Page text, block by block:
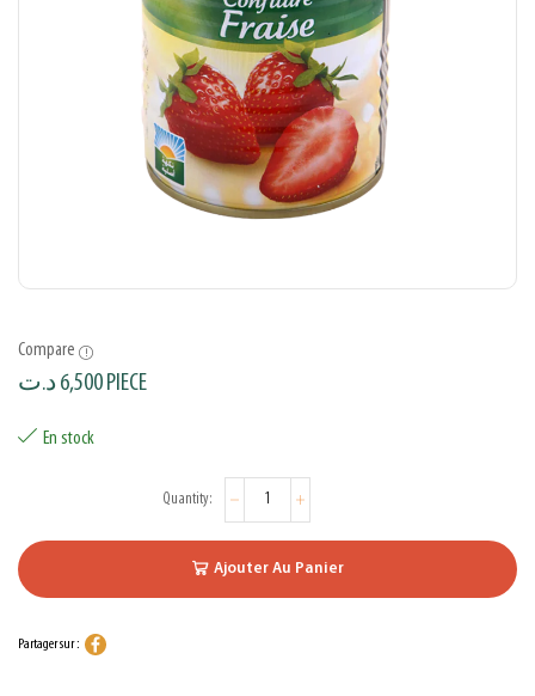
Compare
6,500د.ت PIECE
En stock
Ajouter Au Panier
Partager sur :